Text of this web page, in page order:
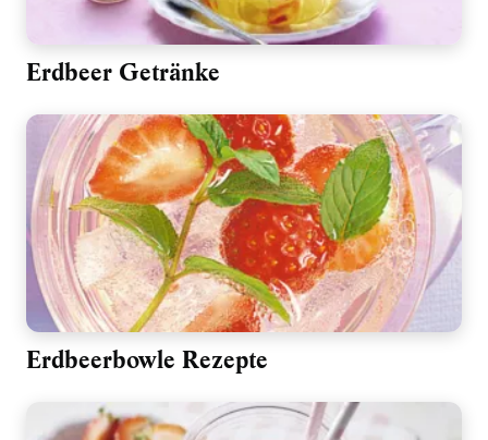
Erdbeer Getränke
Erdbeerbowle Rezepte